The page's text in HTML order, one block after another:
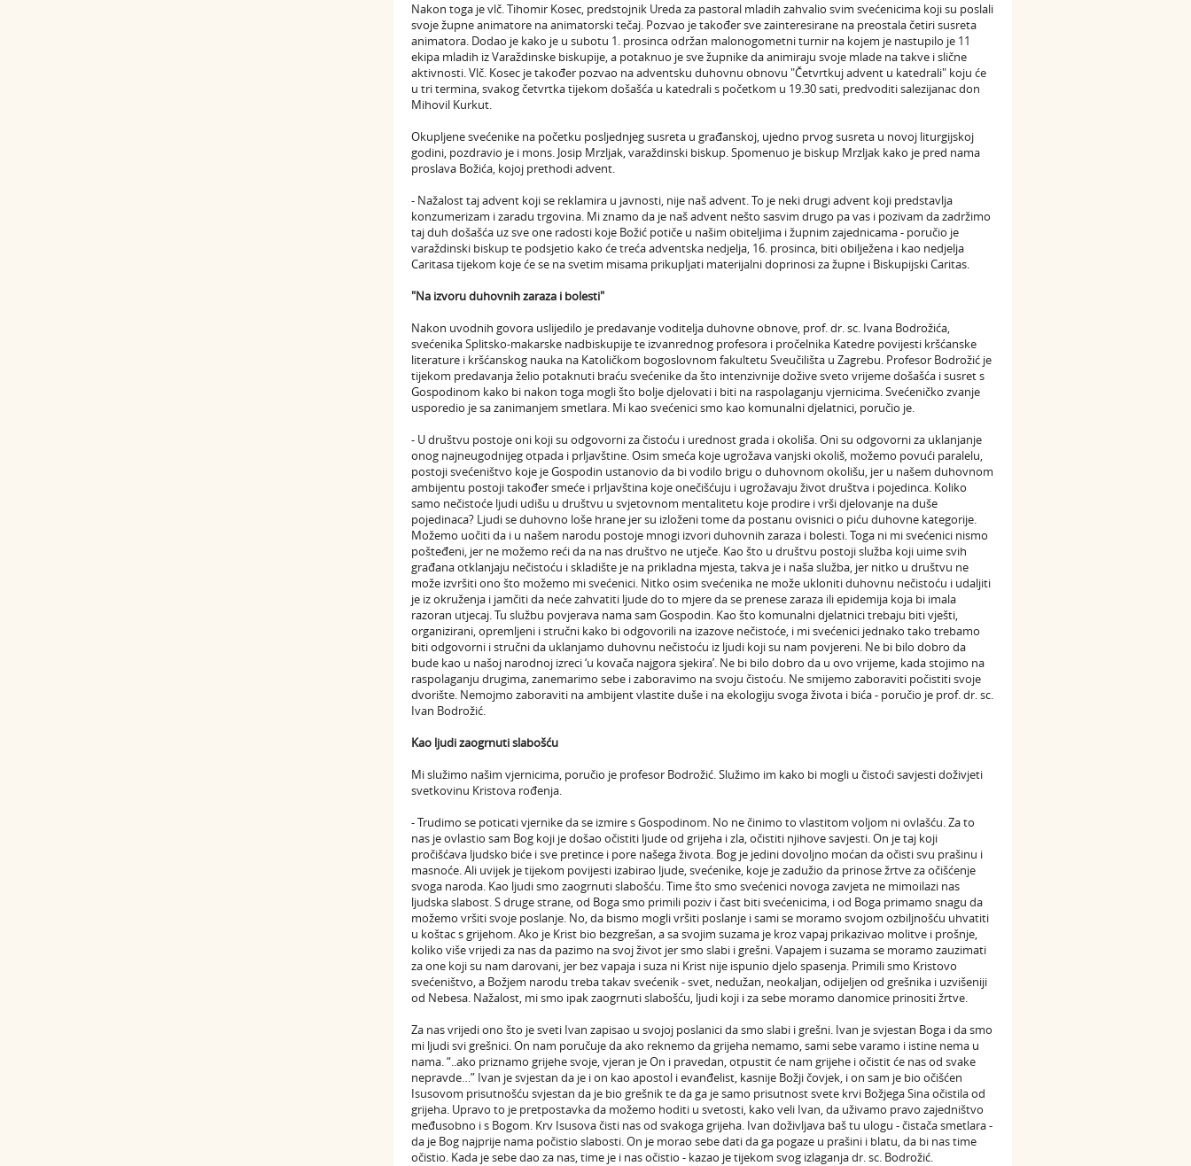
Nakon toga je vlč. Tihomir Kosec, predstojnik Ureda za pastoral mladih zahvalio svim svećenicima koji su poslali
svoje župne animatore na animatorski tečaj. Pozvao je također sve zainteresirane na preostala četiri susreta
animatora. Dodao je kako je u subotu 1. prosinca održan malonogometni turnir na kojem je nastupilo je 11
ekipa mladih iz Varaždinske biskupije, a potaknuo je sve župnike da animiraju svoje mlade na takve i slične
aktivnosti. Vlč. Kosec je također pozvao na adventsku duhovnu obnovu "Četvrtkuj advent u katedrali" koju će
u tri termina, svakog četvrtka tijekom došašća u katedrali s početkom u 19.30 sati, predvoditi salezijanac don
Mihovil Kurkut.
Okupljene svećenike na početku posljednjeg susreta u građanskoj, ujedno prvog susreta u novoj liturgijskoj
godini, pozdravio je i mons. Josip Mrzljak, varaždinski biskup. Spomenuo je biskup Mrzljak kako je pred nama
proslava Božića, kojoj prethodi advent.
- Nažalost taj advent koji se reklamira u javnosti, nije naš advent. To je neki drugi advent koji predstavlja
konzumerizam i zaradu trgovina. Mi znamo da je naš advent nešto sasvim drugo pa vas i pozivam da zadržimo
taj duh došašća uz sve one radosti koje Božić potiče u našim obiteljima i župnim zajednicama - poručio je
varaždinski biskup te podsjetio kako će treća adventska nedjelja, 16. prosinca, biti obilježena i kao nedjelja
Caritasa tijekom koje će se na svetim misama prikupljati materijalni doprinosi za župne i Biskupijski Caritas.
"Na izvoru duhovnih zaraza i bolesti"
Nakon uvodnih govora uslijedilo je predavanje voditelja duhovne obnove, prof. dr. sc. Ivana Bodrožića,
svećenika Splitsko-makarske nadbiskupije te izvanrednog profesora i pročelnika Katedre povijesti kršćanske
literature i kršćanskog nauka na Katoličkom bogoslovnom fakultetu Sveučilišta u Zagrebu. Profesor Bodrožić je
tijekom predavanja želio potaknuti braću svećenike da što intenzivnije dožive sveto vrijeme došašća i susret s
Gospodinom kako bi nakon toga mogli što bolje djelovati i biti na raspolaganju vjernicima. Svećeničko zvanje
usporedio je sa zanimanjem smetlara. Mi kao svećenici smo kao komunalni djelatnici, poručio je.
- U društvu postoje oni koji su odgovorni za čistoću i urednost grada i okoliša. Oni su odgovorni za uklanjanje
onog najneugodnijeg otpada i prljavštine. Osim smeća koje ugrožava vanjski okoliš, možemo povući paralelu,
postoji svećeništvo koje je Gospodin ustanovio da bi vodilo brigu o duhovnom okolišu, jer u našem duhovnom
ambijentu postoji također smeće i prljavština koje onečišćuju i ugrožavaju život društva i pojedinca. Koliko
samo nečistoće ljudi udišu u društvu u svjetovnom mentalitetu koje prodire i vrši djelovanje na duše
pojedinaca? Ljudi se duhovno loše hrane jer su izloženi tome da postanu ovisnici o piću duhovne kategorije.
Možemo uočiti da i u našem narodu postoje mnogi izvori duhovnih zaraza i bolesti. Toga ni mi svećenici nismo
pošteđeni, jer ne možemo reći da na nas društvo ne utječe. Kao što u društvu postoji služba koji uime svih
građana otklanjaju nečistoću i skladište je na prikladna mjesta, takva je i naša služba, jer nitko u društvu ne
može izvršiti ono što možemo mi svećenici. Nitko osim svećenika ne može ukloniti duhovnu nečistoću i udaljiti
je iz okruženja i jamčiti da neće zahvatiti ljude do to mjere da se prenese zaraza ili epidemija koja bi imala
razoran utjecaj. Tu službu povjerava nama sam Gospodin. Kao što komunalni djelatnici trebaju biti vješti,
organizirani, opremljeni i stručni kako bi odgovorili na izazove nečistoće, i mi svećenici jednako tako trebamo
biti odgovorni i stručni da uklanjamo duhovnu nečistoću iz ljudi koji su nam povjereni. Ne bi bilo dobro da
bude kao u našoj narodnoj izreci ‘u kovača najgora sjekira’. Ne bi bilo dobro da u ovo vrijeme, kada stojimo na
raspolaganju drugima, zanemarimo sebe i zaboravimo na svoju čistoću. Ne smijemo zaboraviti počistiti svoje
dvorište. Nemojmo zaboraviti na ambijent vlastite duše i na ekologiju svoga života i bića - poručio je prof. dr. sc.
Ivan Bodrožić.
Kao ljudi zaogrnuti slabošću
Mi služimo našim vjernicima, poručio je profesor Bodrožić. Služimo im kako bi mogli u čistoći savjesti doživjeti
svetkovinu Kristova rođenja.
- Trudimo se poticati vjernike da se izmire s Gospodinom. No ne činimo to vlastitom voljom ni ovlašću. Za to
nas je ovlastio sam Bog koji je došao očistiti ljude od grijeha i zla, očistiti njihove savjesti. On je taj koji
pročišćava ljudsko biće i sve pretince i pore našega života. Bog je jedini dovoljno moćan da očisti svu prašinu i
masnoće. Ali uvijek je tijekom povijesti izabirao ljude, svećenike, koje je zadužio da prinose žrtve za očišćenje
svoga naroda. Kao ljudi smo zaogrnuti slabošću. Time što smo svećenici novoga zavjeta ne mimoilazi nas
ljudska slabost. S druge strane, od Boga smo primili poziv i čast biti svećenicima, i od Boga primamo snagu da
možemo vršiti svoje poslanje. No, da bismo mogli vršiti poslanje i sami se moramo svojom ozbiljnošću uhvatiti
u koštac s grijehom. Ako je Krist bio bezgrešan, a sa svojim suzama je kroz vapaj prikazivao molitve i prošnje,
koliko više vrijedi za nas da pazimo na svoj život jer smo slabi i grešni. Vapajem i suzama se moramo zauzimati
za one koji su nam darovani, jer bez vapaja i suza ni Krist nije ispunio djelo spasenja. Primili smo Kristovo
svećeništvo, a Božjem narodu treba takav svećenik - svet, nedužan, neokaljan, odijeljen od grešnika i uzvišeniji
od Nebesa. Nažalost, mi smo ipak zaogrnuti slabošću, ljudi koji i za sebe moramo danomice prinositi žrtve.
Za nas vrijedi ono što je sveti Ivan zapisao u svojoj poslanici da smo slabi i grešni. Ivan je svjestan Boga i da smo
mi ljudi svi grešnici. On nam poručuje da ako reknemo da grijeha nemamo, sami sebe varamo i istine nema u
nama. “..ako priznamo grijehe svoje, vjeran je On i pravedan, otpustit će nam grijehe i očistit će nas od svake
nepravde…” Ivan je svjestan da je i on kao apostol i evanđelist, kasnije Božji čovjek, i on sam je bio očišćen
Isusovom prisutnošću svjestan da je bio grešnik te da ga je samo prisutnost svete krvi Božjega Sina očistila od
grijeha. Upravo to je pretpostavka da možemo hoditi u svetosti, kako veli Ivan, da uživamo pravo zajedništvo
međusobno i s Bogom. Krv Isusova čisti nas od svakoga grijeha. Ivan doživljava baš tu ulogu - čistača smetlara -
da je Bog najprije nama počistio slabosti. On je morao sebe dati da ga pogaze u prašini i blatu, da bi nas time
očistio. Kada je sebe dao za nas, time je i nas očistio - kazao je tijekom svog izlaganja dr. sc. Bodrožić.